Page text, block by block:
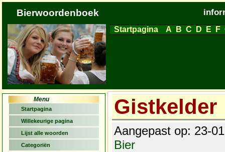
Bierwoordenboek
Startpagina A B C D E F
Menu
Startpagina
Willekeurige pagina
Lijst alle woorden
Categoriën
Gistkelder
Aangepast op: 23-
Bier